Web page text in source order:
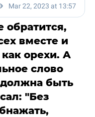
обратится,
вместе и
орехи. А
слово
быть
"Без